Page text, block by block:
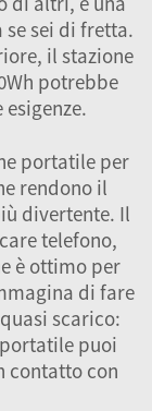
sei di fretta.
il stazione
potrebbe
portatile per
rendono il
divertente. Il
telefono,
è ottimo per
di fare
scarico:
puoi
contatto con